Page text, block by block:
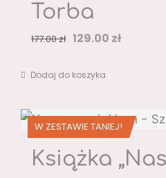
Torba
177.00zł Pierwotna
wynosiła:
129.00 złAktualna
Dodaj do koszyka
W ZESTAWIE TANIEJ!
Książka